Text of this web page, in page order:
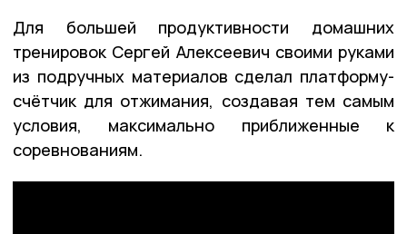
Для большей продуктивности домашних
тренировок Сергей Алексеевич своими руками
из подручных материалов сделал платформу-
счётчик для отжимания, создавая тем самым
условия, максимально приближенные к
соревнованиям.